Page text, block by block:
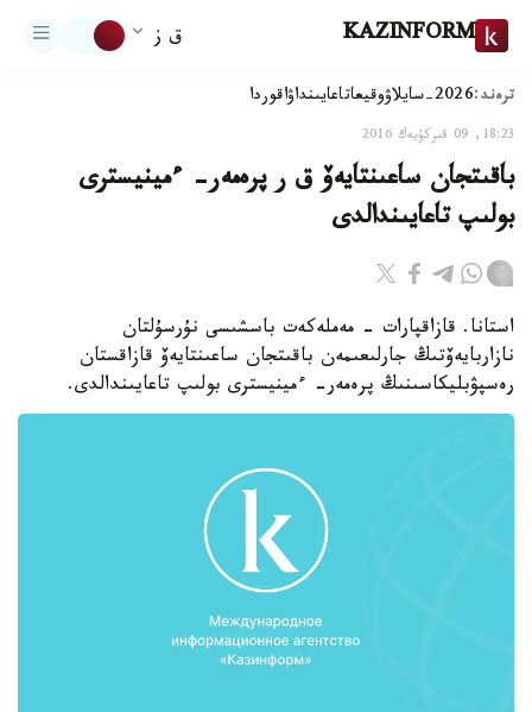
KAZINFORM ق ز
ترەند:2026-سايلاۋ وقيعاتاعايىنداۋاقوردا
18:23, 09 قىركۇيەك 2016
باقىتجان ساعىنتايەۆ ق ر پرەمەر- ءمينيسترى
بولىپ تاعايىندالدى
استانا. قازاقپارات - مەملەكەت باسشىسى نۇرسۇلتان
نازاربايەۆتىڭ جارلىعىمەن باقىتجان ساعىنتايەۆ قازاقستان
رەسپۋبليكاسىنىڭ پرەمەر- ءمينيسترى بولىپ تاعايىندالدى.